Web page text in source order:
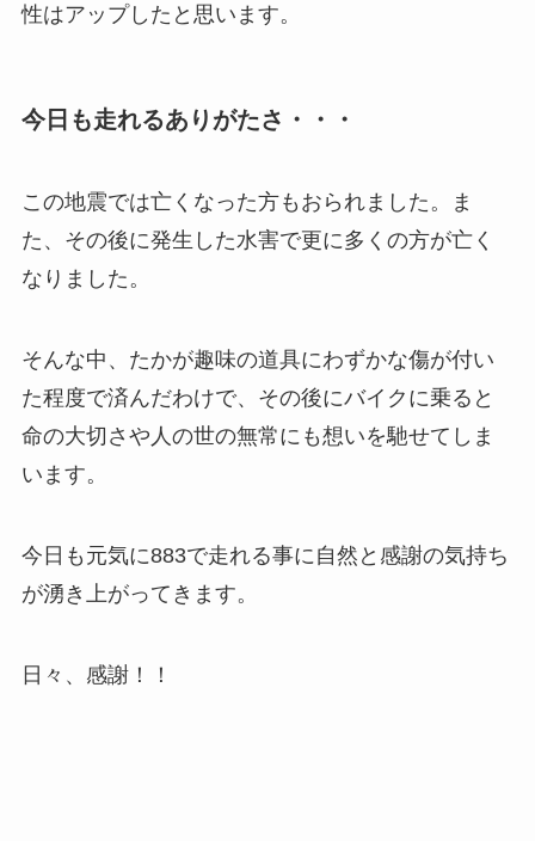
性はアップしたと思います。
今日も走れるありがたさ・・・
この地震では亡くなった方もおられました。ま
た、その後に発生した水害で更に多くの方が亡く
なりました。
そんな中、たかが趣味の道具にわずかな傷が付い
た程度で済んだわけで、その後にバイクに乗ると
命の大切さや人の世の無常にも想いを馳せてしま
います。
今日も元気に883で走れる事に自然と感謝の気持ち
が湧き上がってきます。
日々、感謝！！